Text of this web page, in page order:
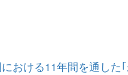
おける11年間を通した